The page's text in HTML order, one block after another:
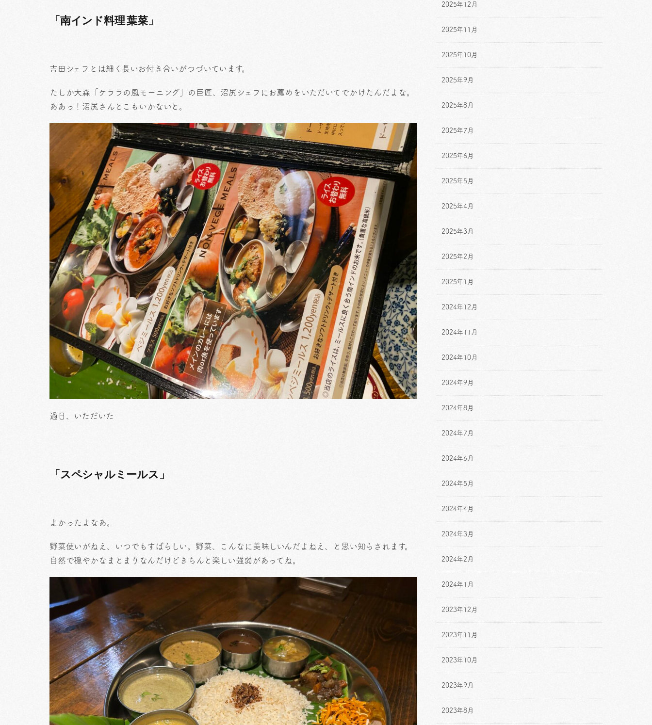
「南インド料理 葉菜」
吉田シェフとは細く長いお付き合いがつづいています。
たしか大森「ケララの風モーニング」の巨匠、沼尻シェフにお薦めをいただいてでかけたんだよな。
ああっ！沼尻さんとこもいかないと。
過日、いただいた
「スペシャルミールス」
よかったよなあ。
野菜使いがねえ、いつでもすばらしい。野菜、こんなに美味しいんだよねえ、と思い知らされます。
自然で穏やかなまとまりなんだけどきちんと楽しい強弱があってね。
2025年12月
2025年11月
2025年10月
2025年9月
2025年8月
2025年7月
2025年6月
2025年5月
2025年4月
2025年3月
2025年2月
2025年1月
2024年12月
2024年11月
2024年10月
2024年9月
2024年8月
2024年7月
2024年6月
2024年5月
2024年4月
2024年3月
2024年2月
2024年1月
2023年12月
2023年11月
2023年10月
2023年9月
2023年8月